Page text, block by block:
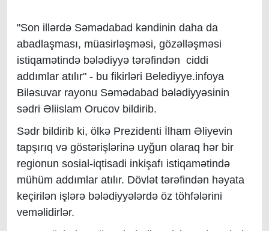
"Son illərdə Səmədabad kəndinin daha da
abadlaşması, müasirləşməsi, gözəlləşməsi
istiqamətində bələdiyyə tərəfindən ciddi
addımlar atılır" - bu fikirləri Belediyye.infoya
Biləsuvar rayonu Səmədabad bələdiyyəsinin
sədri Əliislam Orucov bildirib.
Sədr bildirib ki, ölkə Prezidenti İlham Əliyevin
tapşırıq və göstərişlərinə uyğun olaraq hər bir
regionun sosial-iqtisadi inkişafı istiqamətində
mühüm addımlar atılır. Dövlət tərəfindən həyata
keçirilən işlərə bələdiyyələrdə öz töhfələrini
veməlidirlər.